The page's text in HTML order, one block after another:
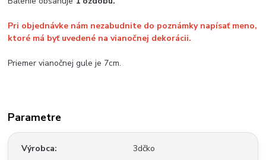
Pri objednávke nám nezabudnite do poznámky napísať meno,
ktoré má byť uvedené na vianočnej dekorácii.
Priemer vianočnej gule je 7cm.
Parametre
Výrobca 3dčko